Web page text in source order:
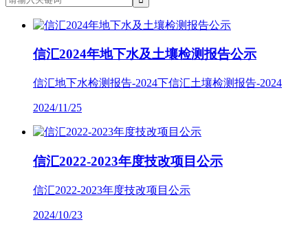
信汇2024年地下水及土壤检测报告公示
信汇地下水检测报告-2024下信汇土壤检测报告-2024
2024/11/25
信汇2022-2023年度技改项目公示
信汇2022-2023年度技改项目公示
2024/10/23